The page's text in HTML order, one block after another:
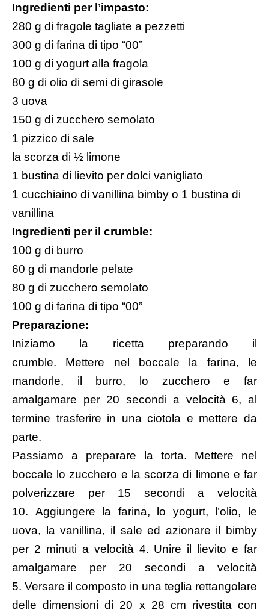
Ingredienti per l’impasto:
280 g di fragole tagliate a pezzetti
300 g di farina di tipo “00”
100 g di yogurt alla fragola
80 g di olio di semi di girasole
3 uova
150 g di zucchero semolato
1 pizzico di sale
la scorza di ½ limone
1 bustina di lievito per dolci vanigliato
1 cucchiaino di vanillina bimby o 1 bustina di
vanillina
Ingredienti per il crumble:
100 g di burro
60 g di mandorle pelate
80 g di zucchero semolato
100 g di farina di tipo “00”
Preparazione:
Iniziamo la ricetta preparando il
crumble. Mettere nel boccale la farina, le
mandorle, il burro, lo zucchero e far
amalgamare per 20 secondi a velocità 6, al
termine trasferire in una ciotola e mettere da
parte.
Passiamo a preparare la torta. Mettere nel
boccale lo zucchero e la scorza di limone e far
polverizzare per 15 secondi a velocità
10. Aggiungere la farina, lo yogurt, l’olio, le
uova, la vanillina, il sale ed azionare il bimby
per 2 minuti a velocità 4. Unire il lievito e far
amalgamare per 20 secondi a velocità
5. Versare il composto in una teglia rettangolare
delle dimensioni di 20 x 28 cm rivestita con